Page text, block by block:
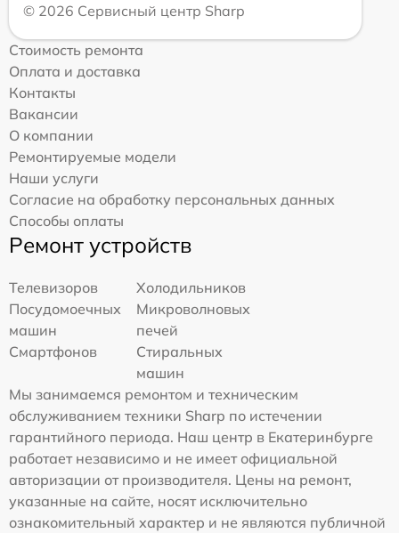
© 2026 Сервисный центр Sharp
Стоимость ремонта
Оплата и доставка
Контакты
Вакансии
О компании
Ремонтируемые модели
Наши услуги
Согласие на обработку персональных данных
Способы оплаты
Ремонт устройств
Телевизоров
Холодильников
Посудомоечных
машин
Микроволновых
печей
Смартфонов
Стиральных
машин
Мы занимаемся ремонтом и техническим
обслуживанием техники Sharp по истечении
гарантийного периода. Наш центр в Екатеринбурге
работает независимо и не имеет официальной
авторизации от производителя. Цены на ремонт,
указанные на сайте, носят исключительно
ознакомительный характер и не являются публичной